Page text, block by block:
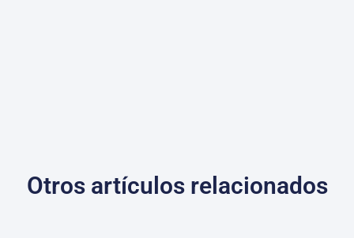
Otros artículos relacionados